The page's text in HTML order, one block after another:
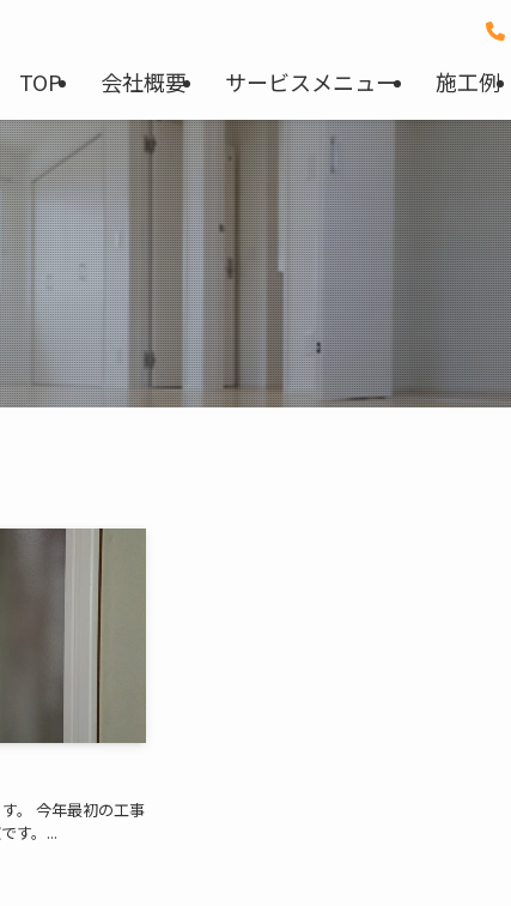
TOP 会社概要 サービスメニュー 施工例
。 今年最初の工事
す。...